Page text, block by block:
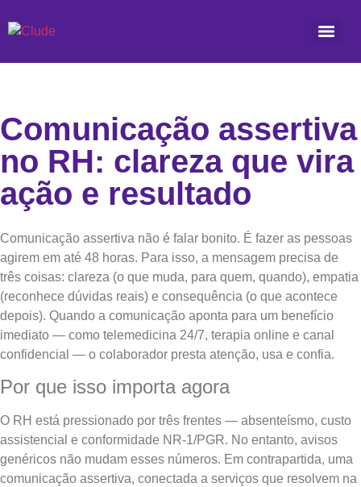
Comunicação assertiva
no RH: clareza que vira
ação e resultado
Comunicação assertiva não é falar bonito. É fazer as pessoas
agirem em até 48 horas. Para isso, a mensagem precisa de
três coisas: clareza (o que muda, para quem, quando), empatia
(reconhece dúvidas reais) e consequência (o que acontece
depois). Quando a comunicação aponta para um benefício
imediato — como telemedicina 24/7, terapia online e canal
confidencial — o colaborador presta atenção, usa e confia.
Por que isso importa agora
O RH está pressionado por três frentes — absenteísmo, custo
assistencial e conformidade NR-1/PGR. No entanto, avisos
genéricos não mudam esses números. Em contrapartida, uma
comunicação assertiva, conectada a serviços que resolvem na